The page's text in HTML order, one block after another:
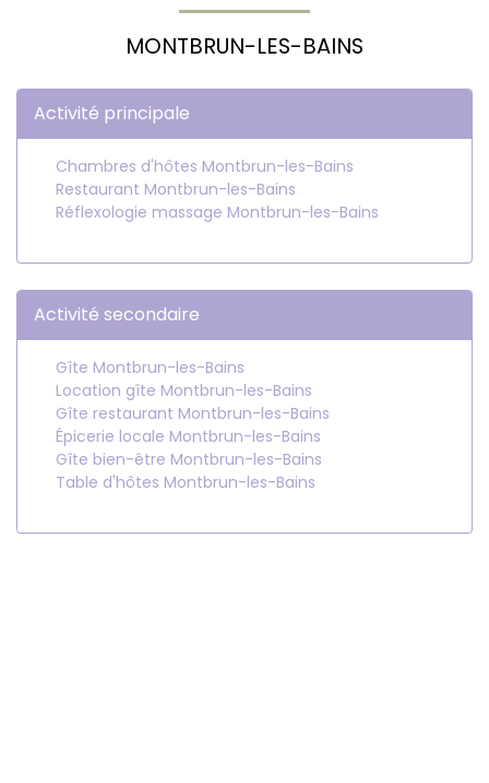
MONTBRUN-LES-BAINS
Activité principale
Chambres d'hôtes Montbrun-les-Bains
Restaurant Montbrun-les-Bains
Réflexologie massage Montbrun-les-Bains
Activité secondaire
Gîte Montbrun-les-Bains
Location gîte Montbrun-les-Bains
Gîte restaurant Montbrun-les-Bains
Épicerie locale Montbrun-les-Bains
Gîte bien-être Montbrun-les-Bains
Table d'hôtes Montbrun-les-Bains